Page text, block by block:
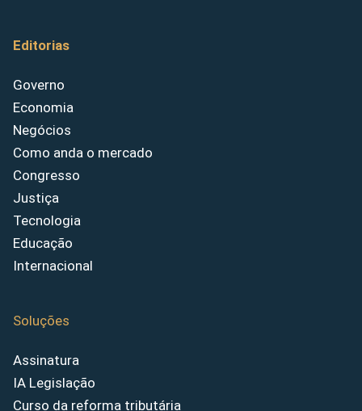
Editorias
Governo
Economia
Negócios
Como anda o mercado
Congresso
Justiça
Tecnologia
Educação
Internacional
Soluções
Assinatura
IA Legislação
Curso da reforma tributária